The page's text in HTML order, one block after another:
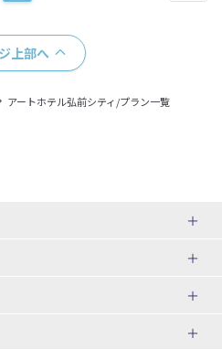
上部へ
アートホテル弘前シティ/プラン一覧